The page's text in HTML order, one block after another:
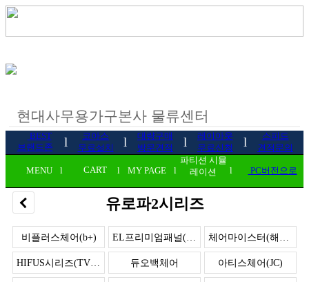
BEST
브랜드존
l
코아스
무료설치
l
대량구매
방문견적
l
레이아웃
무료신청
l
스피드
견적문의
MENU l CART l MY PAGE l
파티션 시뮬
레이션
l PC버전으로
유로파2시리즈
비플러스체어(b+)
듀오백체어 아티스체어(JC)